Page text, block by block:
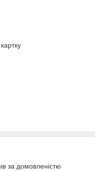
за домовленістю